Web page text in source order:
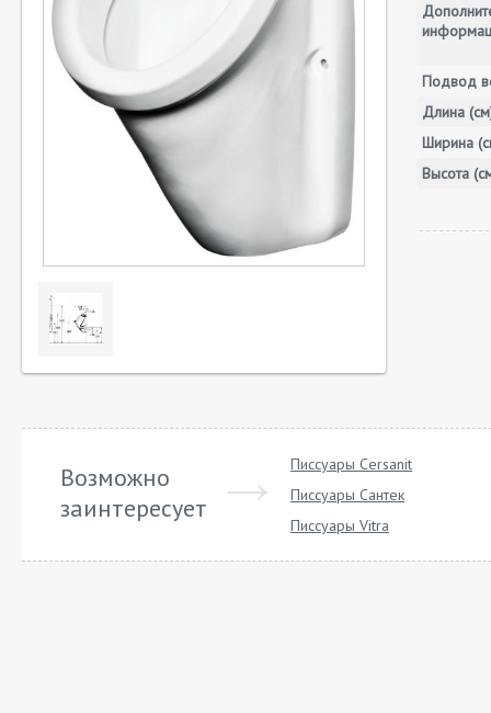
Подвод
Длина
Ширина
Высота
Возможно
заинтересует
Писсуары Cersanit
Писсуары Сантек
Писсуары Vitra